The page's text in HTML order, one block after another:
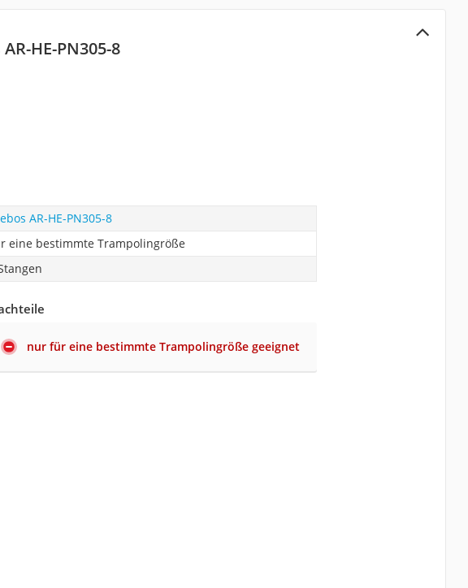
HE-PN305-8
AR-HE-PN305-8
eine bestimmte Trampolingröße
nur für eine bestimmte Trampolingröße geeignet